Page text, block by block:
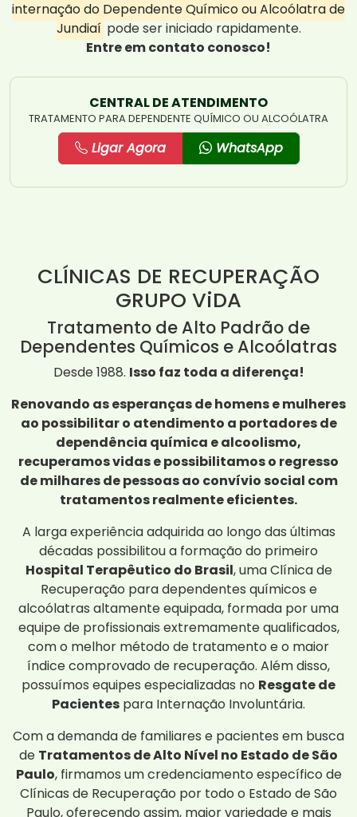
internação do Dependente Químico ou Alcoólatra de
Jundiaí pode ser iniciado rapidamente.
Entre em contato conosco!
CENTRAL DE ATENDIMENTO
TRATAMENTO PARA DEPENDENTE QUÍMICO OU ALCOÓLATRA
Ligar Agora WhatsApp
CLÍNICAS DE RECUPERAÇÃO
GRUPO ViDA
Tratamento de Alto Padrão de
Dependentes Químicos e Alcoólatras
Desde 1988. Isso faz toda a diferença!
Renovando as esperanças de homens e mulheres
ao possibilitar o atendimento a portadores de
dependência química e alcoolismo,
recuperamos vidas e possibilitamos o regresso
de milhares de pessoas ao convívio social com
tratamentos realmente eficientes.
A larga experiência adquirida ao longo das últimas
décadas possibilitou a formação do primeiro
Hospital Terapêutico do Brasil, uma Clínica de
Recuperação para dependentes químicos e
alcoólatras altamente equipada, formada por uma
equipe de profissionais extremamente qualificados,
com o melhor método de tratamento e o maior
índice comprovado de recuperação. Além disso,
possuímos equipes especializadas no Resgate de
Pacientes para Internação Involuntária.
Com a demanda de familiares e pacientes em busca
de Tratamentos de Alto Nível no Estado de São
Paulo, firmamos um credenciamento específico de
Clínicas de Recuperação por todo o Estado de São
Paulo, oferecendo assim, maior variedade e mais